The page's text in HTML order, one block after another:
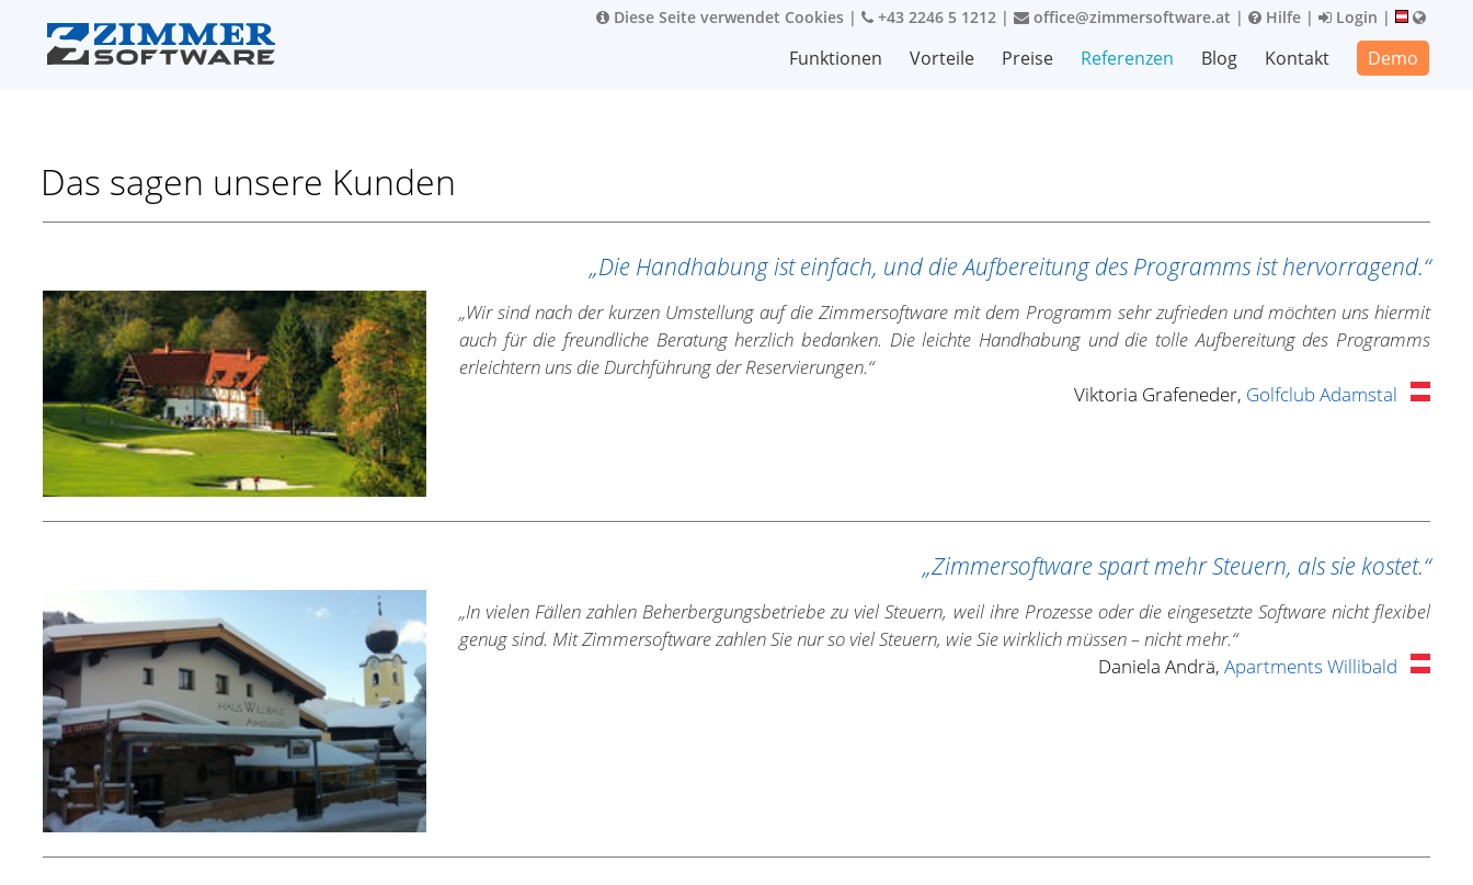
Diese Seite verwendet Cookies | +43 2246 5 1212 | office@zimmersoftware.at | Hilfe | Login |
Funktionen Vorteile Preise Referenzen Blog Kontakt Demo
Das sagen unsere Kunden
„Die Handhabung ist einfach, und die Aufbereitung des Programms ist hervorragend.“
„Wir sind nach der kurzen Umstellung auf die Zimmersoftware mit dem Programm sehr zufrieden und möchten uns hiermit
auch für die freundliche Beratung herzlich bedanken. Die leichte Handhabung und die tolle Aufbereitung des Programms
erleichtern uns die Durchführung der Reservierungen.“
Viktoria Grafeneder, Golfclub Adamstal
„Zimmersoftware spart mehr Steuern, als sie kostet.“
„In vielen Fällen zahlen Beherbergungsbetriebe zu viel Steuern, weil ihre Prozesse oder die eingesetzte Software nicht flexibel
genug sind. Mit Zimmersoftware zahlen Sie nur so viel Steuern, wie Sie wirklich müssen – nicht mehr.“
Daniela Andrä, Apartments Willibald